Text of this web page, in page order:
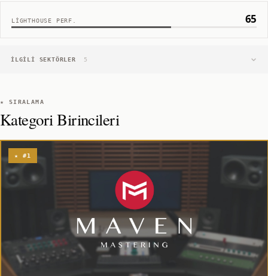
LIGHTHOUSE PERF. 65
İLGILI SEKTÖRLER 5
★ SIRALAMA
Kategori Birincileri
★ #1